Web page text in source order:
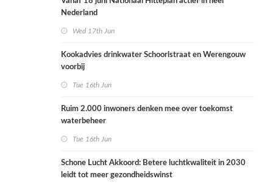
Nederland
Wed 17th Jun
Kookadvies drinkwater Schoorlstraat en Werengouw
voorbij
Tue 16th Jun
Ruim 2.000 inwoners denken mee over toekomst
waterbeheer
Tue 16th Jun
Schone Lucht Akkoord: Betere luchtkwaliteit in 2030
leidt tot meer gezondheidswinst